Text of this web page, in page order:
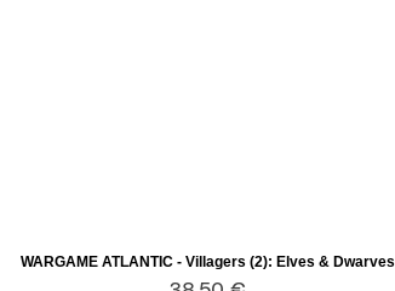
Aperçu rapide
WARGAME ATLANTIC - Villagers (2): Elves & Dwarves